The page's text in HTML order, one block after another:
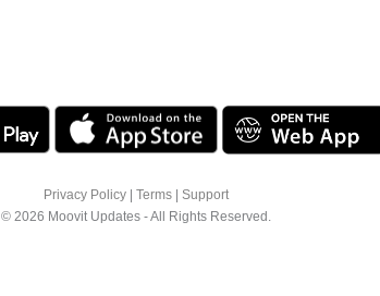
Privacy Policy | Terms | Support
© 2026 Moovit Updates - All Rights Reserved.